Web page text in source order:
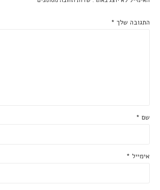
התגובה שלך *
שם *
אימייל *